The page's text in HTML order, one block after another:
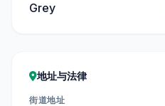
Grey
地址与法律
街道地址